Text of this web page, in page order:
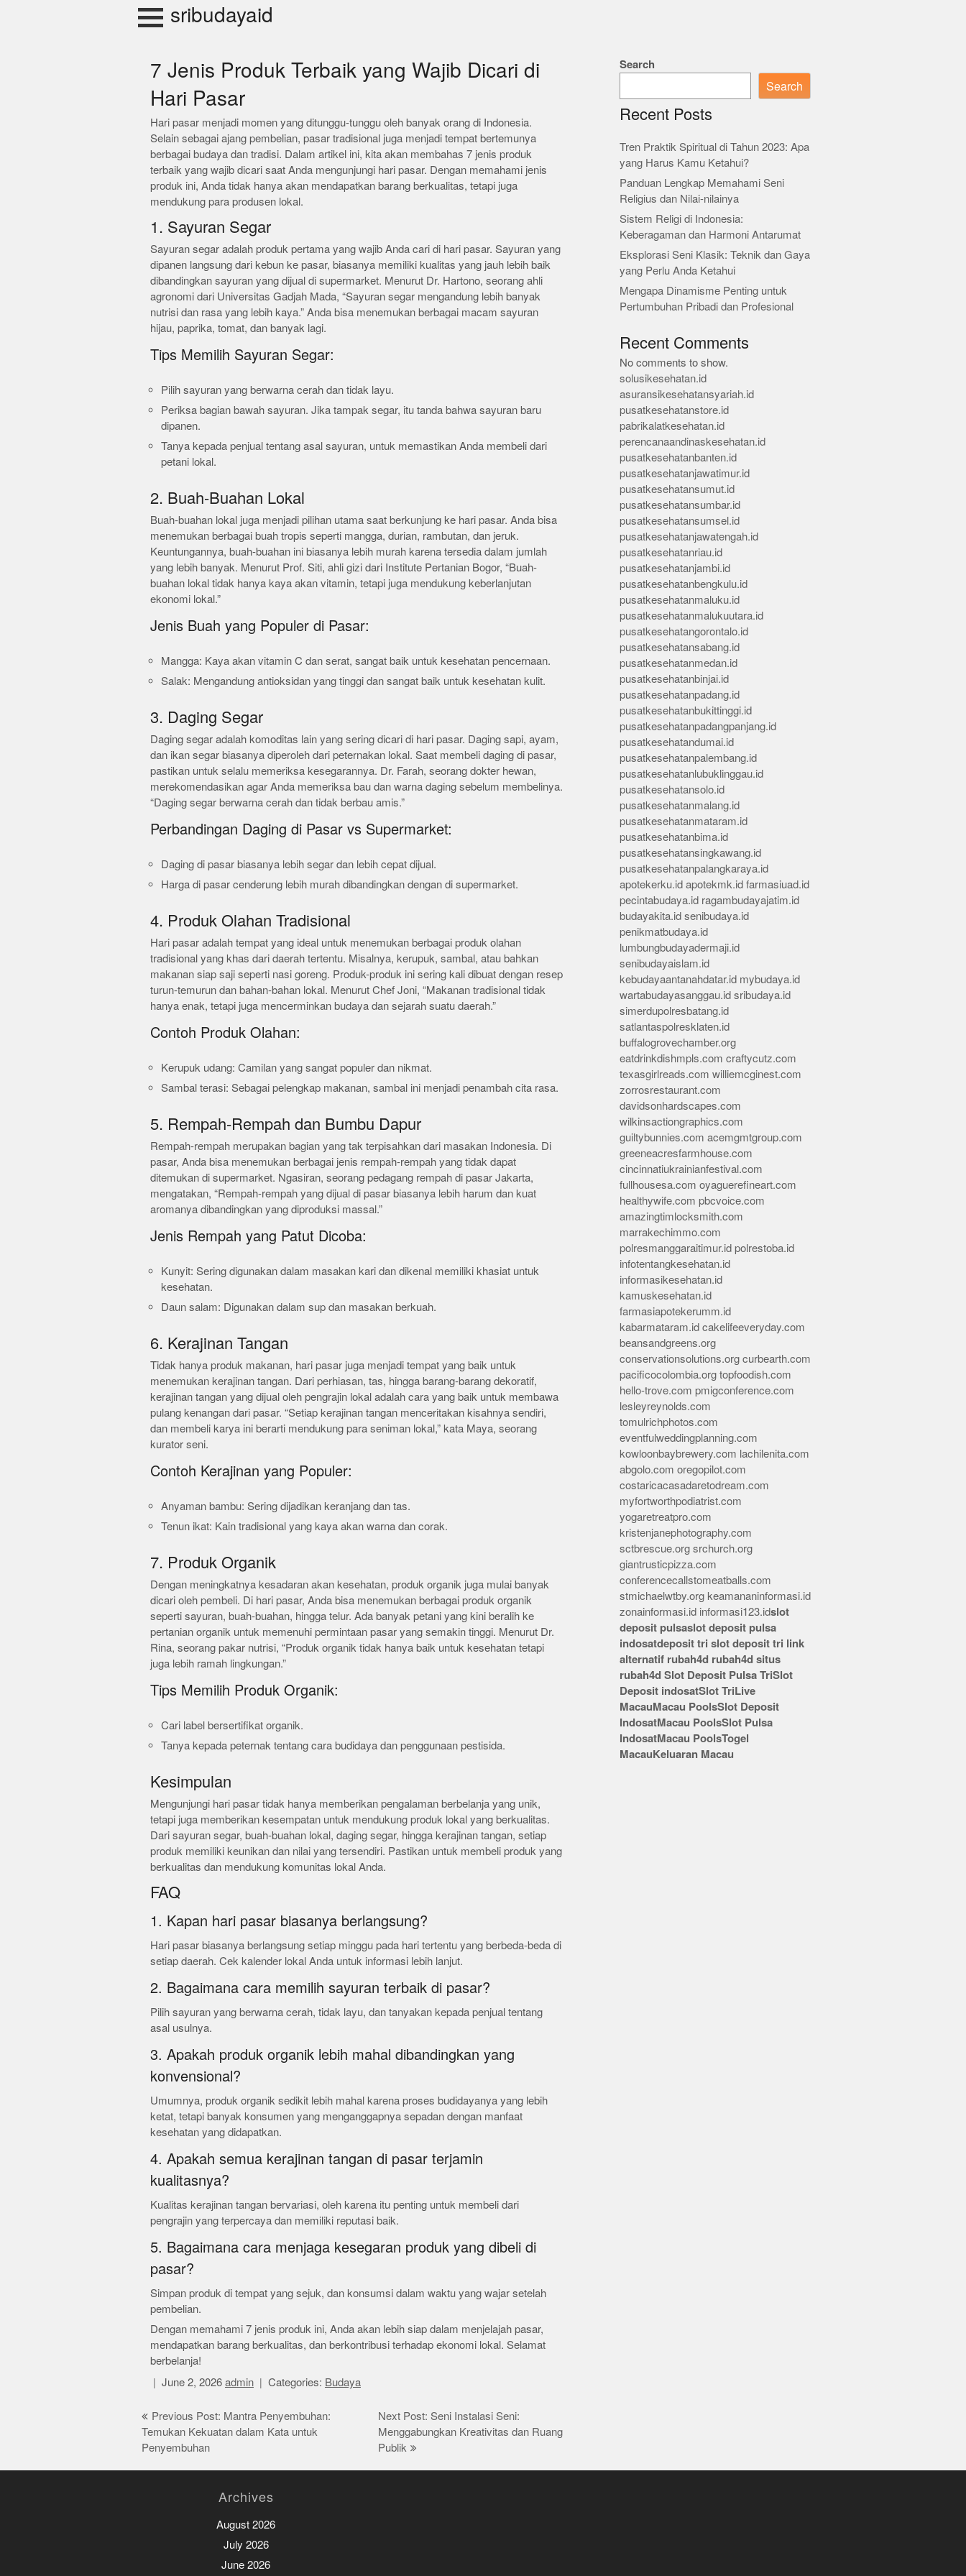
sribudayaid
7 Jenis Produk Terbaik yang Wajib Dicari di
Hari Pasar
Hari pasar menjadi momen yang ditunggu-tunggu oleh banyak orang di Indonesia.
Selain sebagai ajang pembelian, pasar tradisional juga menjadi tempat bertemunya
berbagai budaya dan tradisi. Dalam artikel ini, kita akan membahas 7 jenis produk
terbaik yang wajib dicari saat Anda mengunjungi hari pasar. Dengan memahami jenis
produk ini, Anda tidak hanya akan mendapatkan barang berkualitas, tetapi juga
mendukung para produsen lokal.
1. Sayuran Segar
Sayuran segar adalah produk pertama yang wajib Anda cari di hari pasar. Sayuran yang
dipanen langsung dari kebun ke pasar, biasanya memiliki kualitas yang jauh lebih baik
dibandingkan sayuran yang dijual di supermarket. Menurut Dr. Hartono, seorang ahli
agronomi dari Universitas Gadjah Mada, “Sayuran segar mengandung lebih banyak
nutrisi dan rasa yang lebih kaya.” Anda bisa menemukan berbagai macam sayuran
hijau, paprika, tomat, dan banyak lagi.
Tips Memilih Sayuran Segar:
Pilih sayuran yang berwarna cerah dan tidak layu.
Periksa bagian bawah sayuran. Jika tampak segar, itu tanda bahwa sayuran baru
dipanen.
Tanya kepada penjual tentang asal sayuran, untuk memastikan Anda membeli dari
petani lokal.
2. Buah-Buahan Lokal
Buah-buahan lokal juga menjadi pilihan utama saat berkunjung ke hari pasar. Anda bisa
menemukan berbagai buah tropis seperti mangga, durian, rambutan, dan jeruk.
Keuntungannya, buah-buahan ini biasanya lebih murah karena tersedia dalam jumlah
yang lebih banyak. Menurut Prof. Siti, ahli gizi dari Institute Pertanian Bogor, “Buah-
buahan lokal tidak hanya kaya akan vitamin, tetapi juga mendukung keberlanjutan
ekonomi lokal.”
Jenis Buah yang Populer di Pasar:
Mangga: Kaya akan vitamin C dan serat, sangat baik untuk kesehatan pencernaan.
Salak: Mengandung antioksidan yang tinggi dan sangat baik untuk kesehatan kulit.
3. Daging Segar
Daging segar adalah komoditas lain yang sering dicari di hari pasar. Daging sapi, ayam,
dan ikan segar biasanya diperoleh dari peternakan lokal. Saat membeli daging di pasar,
pastikan untuk selalu memeriksa kesegarannya. Dr. Farah, seorang dokter hewan,
merekomendasikan agar Anda memeriksa bau dan warna daging sebelum membelinya.
“Daging segar berwarna cerah dan tidak berbau amis.”
Perbandingan Daging di Pasar vs Supermarket:
Daging di pasar biasanya lebih segar dan lebih cepat dijual.
Harga di pasar cenderung lebih murah dibandingkan dengan di supermarket.
4. Produk Olahan Tradisional
Hari pasar adalah tempat yang ideal untuk menemukan berbagai produk olahan
tradisional yang khas dari daerah tertentu. Misalnya, kerupuk, sambal, atau bahkan
makanan siap saji seperti nasi goreng. Produk-produk ini sering kali dibuat dengan resep
turun-temurun dan bahan-bahan lokal. Menurut Chef Joni, “Makanan tradisional tidak
hanya enak, tetapi juga mencerminkan budaya dan sejarah suatu daerah.”
Contoh Produk Olahan:
Kerupuk udang: Camilan yang sangat populer dan nikmat.
Sambal terasi: Sebagai pelengkap makanan, sambal ini menjadi penambah cita rasa.
5. Rempah-Rempah dan Bumbu Dapur
Rempah-rempah merupakan bagian yang tak terpisahkan dari masakan Indonesia. Di
pasar, Anda bisa menemukan berbagai jenis rempah-rempah yang tidak dapat
ditemukan di supermarket. Ngasiran, seorang pedagang rempah di pasar Jakarta,
mengatakan, “Rempah-rempah yang dijual di pasar biasanya lebih harum dan kuat
aromanya dibandingkan yang diproduksi massal.”
Jenis Rempah yang Patut Dicoba:
Kunyit: Sering digunakan dalam masakan kari dan dikenal memiliki khasiat untuk
kesehatan.
Daun salam: Digunakan dalam sup dan masakan berkuah.
6. Kerajinan Tangan
Tidak hanya produk makanan, hari pasar juga menjadi tempat yang baik untuk
menemukan kerajinan tangan. Dari perhiasan, tas, hingga barang-barang dekoratif,
kerajinan tangan yang dijual oleh pengrajin lokal adalah cara yang baik untuk membawa
pulang kenangan dari pasar. “Setiap kerajinan tangan menceritakan kisahnya sendiri,
dan membeli karya ini berarti mendukung para seniman lokal,” kata Maya, seorang
kurator seni.
Contoh Kerajinan yang Populer:
Anyaman bambu: Sering dijadikan keranjang dan tas.
Tenun ikat: Kain tradisional yang kaya akan warna dan corak.
7. Produk Organik
Dengan meningkatnya kesadaran akan kesehatan, produk organik juga mulai banyak
dicari oleh pembeli. Di hari pasar, Anda bisa menemukan berbagai produk organik
seperti sayuran, buah-buahan, hingga telur. Ada banyak petani yang kini beralih ke
pertanian organik untuk memenuhi permintaan pasar yang semakin tinggi. Menurut Dr.
Rina, seorang pakar nutrisi, “Produk organik tidak hanya baik untuk kesehatan tetapi
juga lebih ramah lingkungan.”
Tips Memilih Produk Organik:
Cari label bersertifikat organik.
Tanya kepada peternak tentang cara budidaya dan penggunaan pestisida.
Kesimpulan
Mengunjungi hari pasar tidak hanya memberikan pengalaman berbelanja yang unik,
tetapi juga memberikan kesempatan untuk mendukung produk lokal yang berkualitas.
Dari sayuran segar, buah-buahan lokal, daging segar, hingga kerajinan tangan, setiap
produk memiliki keunikan dan nilai yang tersendiri. Pastikan untuk membeli produk yang
berkualitas dan mendukung komunitas lokal Anda.
FAQ
1. Kapan hari pasar biasanya berlangsung?
Hari pasar biasanya berlangsung setiap minggu pada hari tertentu yang berbeda-beda di
setiap daerah. Cek kalender lokal Anda untuk informasi lebih lanjut.
2. Bagaimana cara memilih sayuran terbaik di pasar?
Pilih sayuran yang berwarna cerah, tidak layu, dan tanyakan kepada penjual tentang
asal usulnya.
3. Apakah produk organik lebih mahal dibandingkan yang
konvensional?
Umumnya, produk organik sedikit lebih mahal karena proses budidayanya yang lebih
ketat, tetapi banyak konsumen yang menganggapnya sepadan dengan manfaat
kesehatan yang didapatkan.
4. Apakah semua kerajinan tangan di pasar terjamin
kualitasnya?
Kualitas kerajinan tangan bervariasi, oleh karena itu penting untuk membeli dari
pengrajin yang terpercaya dan memiliki reputasi baik.
5. Bagaimana cara menjaga kesegaran produk yang dibeli di
pasar?
Simpan produk di tempat yang sejuk, dan konsumsi dalam waktu yang wajar setelah
pembelian.
Dengan memahami 7 jenis produk ini, Anda akan lebih siap dalam menjelajah pasar,
mendapatkan barang berkualitas, dan berkontribusi terhadap ekonomi lokal. Selamat
berbelanja!
June 2, 2026 admin Categories: Budaya
Post
navigation
Previous Post: Mantra Penyembuhan:
Temukan Kekuatan dalam Kata untuk
Penyembuhan
Next Post: Seni Instalasi Seni:
Menggabungkan Kreativitas dan Ruang
Publik
Search
Search
Recent Posts
Tren Praktik Spiritual di Tahun 2023: Apa
yang Harus Kamu Ketahui?
Panduan Lengkap Memahami Seni
Religius dan Nilai-nilainya
Sistem Religi di Indonesia:
Keberagaman dan Harmoni Antarumat
Eksplorasi Seni Klasik: Teknik dan Gaya
yang Perlu Anda Ketahui
Mengapa Dinamisme Penting untuk
Pertumbuhan Pribadi dan Profesional
Recent Comments
No comments to show.
solusikesehatan.id
asuransikesehatansyariah.id
pusatkesehatanstore.id
pabrikalatkesehatan.id
perencanaandinaskesehatan.id
pusatkesehatanbanten.id
pusatkesehatanjawatimur.id
pusatkesehatansumut.id
pusatkesehatansumbar.id
pusatkesehatansumsel.id
pusatkesehatanjawatengah.id
pusatkesehatanriau.id
pusatkesehatanjambi.id
pusatkesehatanbengkulu.id
pusatkesehatanmaluku.id
pusatkesehatanmalukuutara.id
pusatkesehatangorontalo.id
pusatkesehatansabang.id
pusatkesehatanmedan.id
pusatkesehatanbinjai.id
pusatkesehatanpadang.id
pusatkesehatanbukittinggi.id
pusatkesehatanpadangpanjang.id
pusatkesehatandumai.id
pusatkesehatanpalembang.id
pusatkesehatanlubuklinggau.id
pusatkesehatansolo.id
pusatkesehatanmalang.id
pusatkesehatanmataram.id
pusatkesehatanbima.id
pusatkesehatansingkawang.id
pusatkesehatanpalangkaraya.id
apotekerku.id apotekmk.id farmasiuad.id
pecintabudaya.id ragambudayajatim.id
budayakita.id senibudaya.id
penikmatbudaya.id
lumbungbudayadermaji.id
senibudayaislam.id
kebudayaantanahdatar.id mybudaya.id
wartabudayasanggau.id sribudaya.id
simerdupolresbatang.id
satlantaspolresklaten.id
buffalogrovechamber.org
eatdrinkdishmpls.com craftycutz.com
texasgirlreads.com williemcginest.com
zorrosrestaurant.com
davidsonhardscapes.com
wilkinsactiongraphics.com
guiltybunnies.com acemgmtgroup.com
greeneacresfarmhouse.com
cincinnatiukrainianfestival.com
fullhousesa.com oyaguerefineart.com
healthywife.com pbcvoice.com
amazingtimlocksmith.com
marrakechimmo.com
polresmanggaraitimur.id polrestoba.id
infotentangkesehatan.id
informasikesehatan.id
kamuskesehatan.id
farmasiapotekerumm.id
kabarmataram.id cakelifeeveryday.com
beansandgreens.org
conservationsolutions.org curbearth.com
pacificocolombia.org topfoodish.com
hello-trove.com pmigconference.com
lesleyreynolds.com
tomulrichphotos.com
eventfulweddingplanning.com
kowloonbaybrewery.com lachilenita.com
abgolo.com oregopilot.com
costaricacasadaretodream.com
myfortworthpodiatrist.com
yogaretreatpro.com
kristenjanephotography.com
sctbrescue.org srchurch.org
giantrusticpizza.com
conferencecallstomeatballs.com
stmichaelwtby.org keamananinformasi.id
zonainformasi.id informasi123.idslot
deposit pulsaslot deposit pulsa
indosatdeposit tri slot deposit tri link
alternatif rubah4d rubah4d situs
rubah4d Slot Deposit Pulsa TriSlot
Deposit indosatSlot TriLive
MacauMacau PoolsSlot Deposit
IndosatMacau PoolsSlot Pulsa
IndosatMacau PoolsTogel
MacauKeluaran Macau
Archives
August 2026
July 2026
June 2026